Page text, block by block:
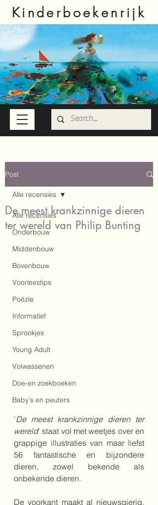
Kinderboekenrijk
Post
Alle recensies
Onderbouw
Middenbouw
Bovenbouw
Voorleestips
Poëzie
Informatief
Sprookjes
Young Adult
Volwassenen
Doe-en zoekboeken
Baby's en peuters
Alle recensies
De meest krankzinnige dieren
ter wereld van Philip Bunting
'De meest krankzinnige dieren ter
wereld' staat vol met weetjes over en
grappige illustraties van maar liefst
56 fantastische en bijzondere
dieren, zowel bekende als
onbekende dieren.
De voorkant maakt al nieuwsgierig,